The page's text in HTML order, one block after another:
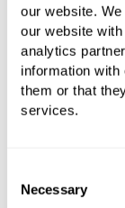
our website.
our website
analytics
information with
them or that
services.
Selection
Necessary
aufrufende
verwenden
hinaus
übermittelt